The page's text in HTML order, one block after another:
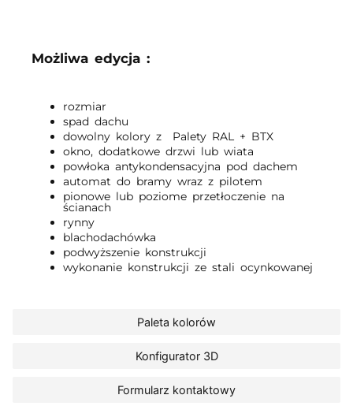
Paleta kolorów
Konfigurator 3D
Formularz kontaktowy
Możliwa edycja :
rozmiar
spad dachu
dowolny kolory z Palety RAL + BTX
okno, dodatkowe drzwi lub wiata
powłoka antykondensacyjna pod dachem
automat do bramy wraz z pilotem
pionowe lub poziome przetłoczenie na
ścianach
rynny
blachodachówka
podwyższenie konstrukcji
wykonanie konstrukcji ze stali ocynkowanej